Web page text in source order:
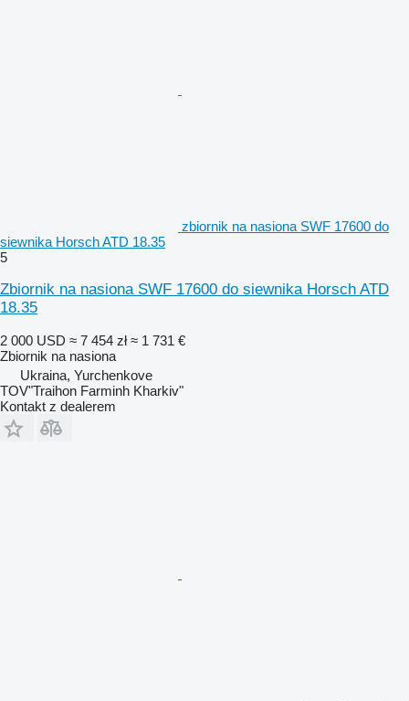
zbiornik na nasiona SWF 17600 do
siewnika Horsch ATD 18.35
5
Zbiornik na nasiona SWF 17600 do siewnika Horsch ATD
18.35
2 000 USD ≈ 7 454 zł ≈ 1 731 €
Zbiornik na nasiona
Ukraina, Yurchenkove
TOV"Traihon Farminh Kharkiv"
Kontakt z dealerem